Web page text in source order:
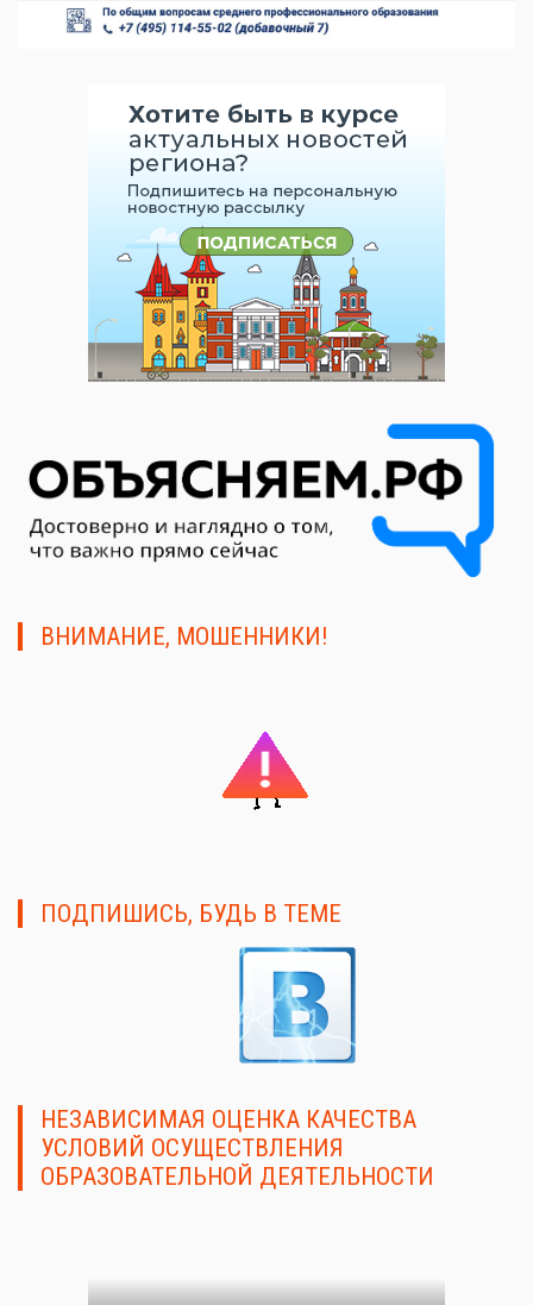
ВНИМАНИЕ, МОШЕННИКИ!
ПОДПИШИСЬ, БУДЬ В ТЕМЕ
НЕЗАВИСИМАЯ ОЦЕНКА КАЧЕСТВА
УСЛОВИЙ ОСУЩЕСТВЛЕНИЯ
ОБРАЗОВАТЕЛЬНОЙ ДЕЯТЕЛЬНОСТИ